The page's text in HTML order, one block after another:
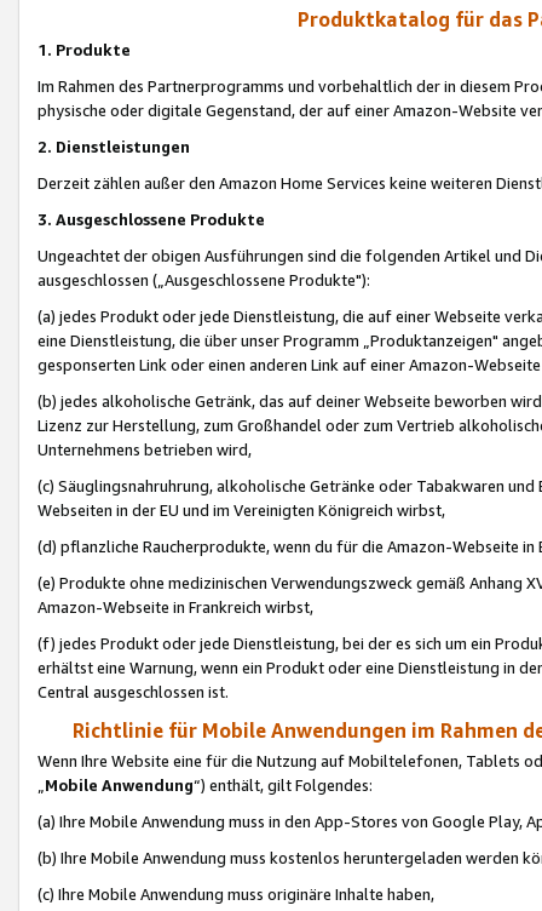
Produktkatalog für das
1. Produkte
Im Rahmen des Partnerprogramms und vorbehaltlich der in diesem
physische oder digitale Gegenstand, der auf einer Amazon-Website
2. Dienstleistungen
Derzeit zählen außer den Amazon Home Services keine weiteren
3. Ausgeschlossene Produkte
Ungeachtet der obigen Ausführungen sind die folgenden Artikel und
ausgeschlossen („Ausgeschlossene Produkte"):
(a) jedes Produkt oder jede Dienstleistung, die auf einer Webseite
eine Dienstleistung, die über unser Programm „Produktanzeigen"
gesponserten Link oder einen anderen Link auf einer Amazon-
(b) jedes alkoholische Getränk, das auf deiner Webseite beworben
Lizenz zur Herstellung, zum Großhandel oder zum Vertrieb
Unternehmens betrieben wird,
(c) Säuglingsnahruhrung, alkoholische Getränke oder Tabakwaren
Webseiten in der EU und im Vereinigten Königreich wirbst,
(d) pflanzliche Raucherprodukte, wenn du für die Amazon-Webseite in
(e) Produkte ohne medizinischen Verwendungszweck gemäß Anhang
Amazon-Webseite in Frankreich wirbst,
(f) jedes Produkt oder jede Dienstleistung, bei der es sich um ein
erhältst eine Warnung, wenn ein Produkt oder eine Dienstleistung in
Central ausgeschlossen ist.
Richtlinie für Mobile Anwendungen im Rahmen
Wenn Ihre Website eine für die Nutzung auf Mobiltelefonen, Tablets
„Mobile Anwendung“) enthält, gilt Folgendes:
(a) Ihre Mobile Anwendung muss in den App-Stores von Google Play,
(b) Ihre Mobile Anwendung muss kostenlos heruntergeladen werden
(c) Ihre Mobile Anwendung muss originäre Inhalte haben,